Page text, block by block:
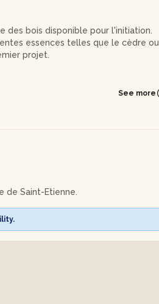
des bois disponible pour l'initiation.
essences telles que le cèdre ou
projet.
techniques de sculpture.
See more
de Saint-Etienne.